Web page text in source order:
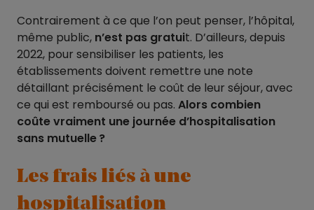
Contrairement à ce que l’on peut penser, l’hôpital,
même public, n’est pas gratuit. D’ailleurs, depuis
2022, pour sensibiliser les patients, les
établissements doivent remettre une note
détaillant précisément le coût de leur séjour, avec
ce qui est remboursé ou pas. Alors combien
coûte vraiment une journée d’hospitalisation
sans mutuelle ?
Les frais liés à une
hospitalisation